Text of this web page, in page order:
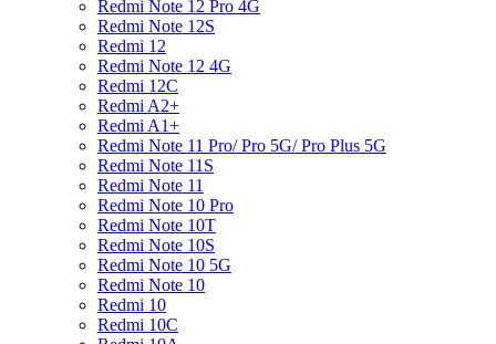
Redmi Note 12 Pro 4G
Redmi Note 12S
Redmi 12
Redmi Note 12 4G
Redmi 12C
Redmi A2+
Redmi A1+
Redmi Note 11 Pro/ Pro 5G/ Pro Plus 5G
Redmi Note 11S
Redmi Note 11
Redmi Note 10 Pro
Redmi Note 10T
Redmi Note 10S
Redmi Note 10 5G
Redmi Note 10
Redmi 10
Redmi 10C